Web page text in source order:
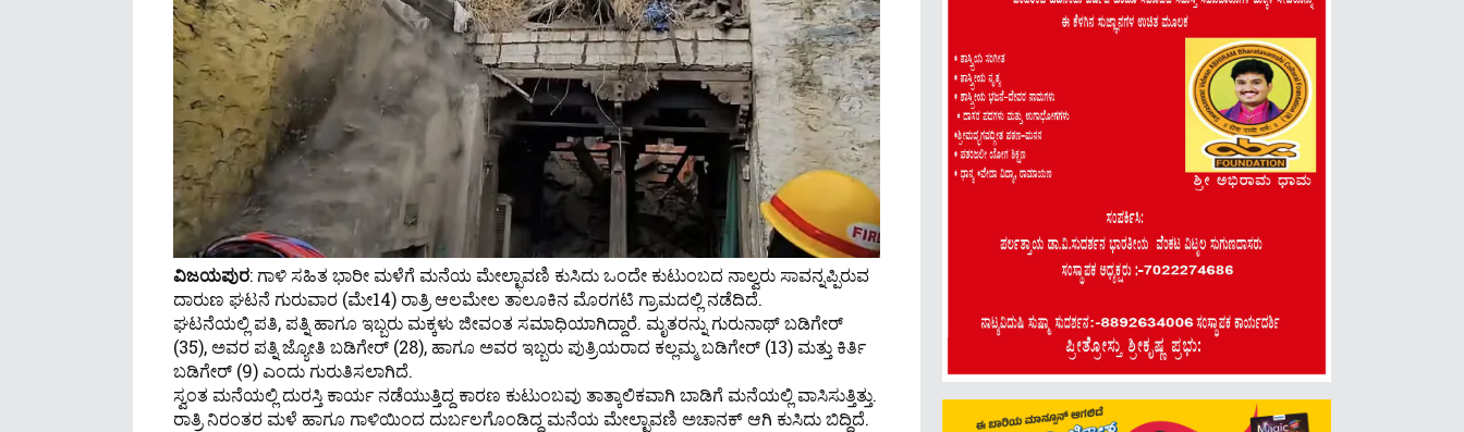
ವಿಜಯಪುರ: ಗಾಳಿ ಸಹಿತ‌ ಭಾರೀ ಮಳೆಗೆ ಮನೆಯ ಮೇಲ್ಛಾವಣಿ ಕುಸಿದು ಒಂದೇ ಕುಟುಂಬದ ನಾಲ್ವರು ಸಾವನ್ನಪ್ಪಿರುವ
ದಾರುಣ ಘಟನೆ ಗುರುವಾರ (ಮೇ14) ರಾತ್ರಿ ಆಲಮೇಲ ತಾಲೂಕಿನ‌ ಮೊರಗಟಿ ಗ್ರಾಮದಲ್ಲಿ ನಡೆದಿದೆ.
ಘಟನೆಯಲ್ಲಿ ಪತಿ, ಪತ್ನಿ ಹಾಗೂ ಇಬ್ಬರು ಮಕ್ಕಳು ಜೀವಂತ ಸಮಾಧಿಯಾಗಿದ್ದಾರೆ. ಮೃತರನ್ನು ಗುರುನಾಥ್ ಬಡಿಗೇರ್
(35), ಅವರ ಪತ್ನಿ ಜ್ಯೋತಿ ಬಡಿಗೇರ್ (28), ಹಾಗೂ ಅವರ ಇಬ್ಬರು ಪುತ್ರಿಯರಾದ ಕಲ್ಲಮ್ಮ ಬಡಿಗೇರ್ (13) ಮತ್ತು ಕಿರ್ತಿ
ಬಡಿಗೇರ್ (9) ಎಂದು ಗುರುತಿಸಲಾಗಿದೆ.
ಸ್ವಂತ ಮನೆಯಲ್ಲಿ ದುರಸ್ತಿ ಕಾರ್ಯ ನಡೆಯುತ್ತಿದ್ದ ಕಾರಣ ಕುಟುಂಬವು ತಾತ್ಕಾಲಿಕವಾಗಿ ಬಾಡಿಗೆ ಮನೆಯಲ್ಲಿ ವಾಸಿಸುತ್ತಿತ್ತು.
ರಾತ್ರಿ ನಿರಂತರ ಮಳೆ ಹಾಗೂ ಗಾಳಿಯಿಂದ ದುರ್ಬಲಗೊಂಡಿದ್ದ ಮನೆಯ ಮೇಲ್ಛಾವಣಿ ಅಚಾನಕ್ ಆಗಿ ಕುಸಿದು ಬಿದ್ದಿದೆ.